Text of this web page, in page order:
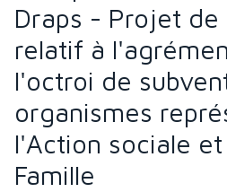
Draps - Projet
relatif à
l'octroi de
organismes
l'Action sociale
Famille